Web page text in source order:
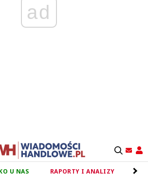
ad
U NAS RAPORTY I ANALIZY